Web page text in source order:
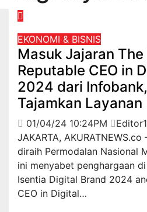
EKONOMI & BISNIS
Masuk Jajaran The
Reputable CEO in
2024 dari
Tajamkan Layanan
01/04/24 10:24PM
Editor1
JAKARTA,
diraih Permodalan Nasional
ini menyabet penghargaan
Isentia Digital Brand 2024
CEO in Digital…